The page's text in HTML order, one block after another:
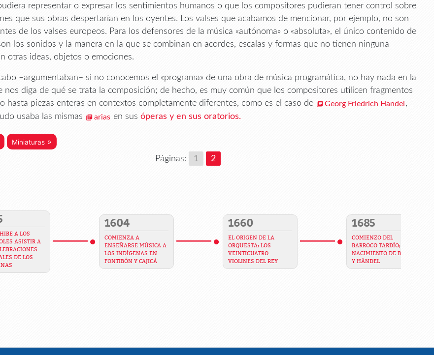
representar o expresar los sentimientos humanos o que los compositores pudieran tener control sobre
que sus obras despertarían en los oyentes. Los valses que acabamos de mencionar, por ejemplo, no son
de los valses europeos. Para los defensores de la música «autónoma» o «absoluta», el único contenido de
los sonidos y la manera en la que se combinan en acordes, escalas y formas que no tienen ninguna
otras ideas, objetos o emociones.
–argumentaban– si no conocemos el «programa» de una obra de música programática, no hay nada en la
nos diga de qué se trata la composición; de hecho, es muy común que los compositores utilicen fragmentos
hasta piezas enteras en contextos completamente diferentes, como es el caso de
Georg Friedrich Handel ,
usaba las mismas
arias en susóperas y en sus oratorios.
Miniaturas »
Páginas: 1 2
A LOS
ASISTIR A
DE LOS
1604
COMIENZA A
ENSEÑARSE MÚSICA A
LOS INDÍGENAS EN
FONTIBÓN Y CAJICÁ
1660
EL ORIGEN DE LA
ORQUESTA: LOS
VEINTICUATRO
VIOLINES DEL REY
1685
COMIENZO DEL
BARROCO TARDÍO;
NACIMIENTO DE BACH
Y HÄNDEL